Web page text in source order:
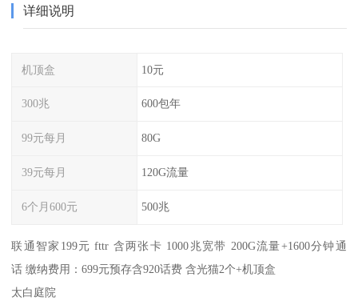
详细说明
机顶盒 10元
300兆 600包年
99元每月 80G
39元每月 120G流量
6个月600元 500兆
联通智家199元 fttr 含两张卡 1000兆宽带 200G流量+1600分钟通
话 缴纳费用：699元预存含920话费 含光猫2个+机顶盒
太白庭院